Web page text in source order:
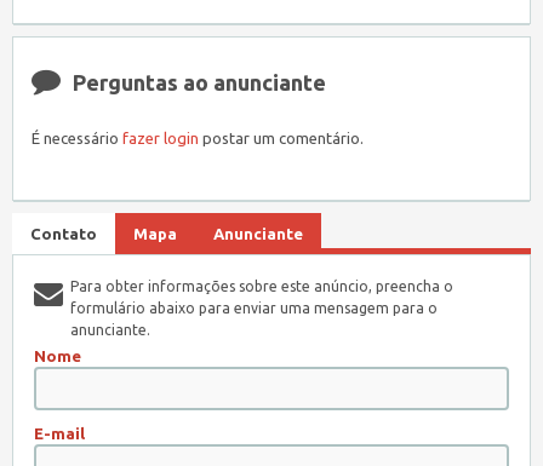
Perguntas ao anunciante
É necessário fazer login postar um comentário.
Contato Mapa Anunciante
Para obter informações sobre este anúncio, preencha o
formulário abaixo para enviar uma mensagem para o
anunciante.
Nome
E-mail